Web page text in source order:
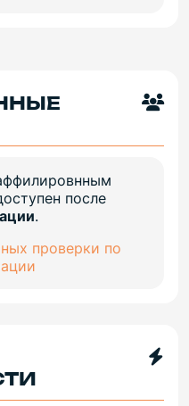
после
.
проверки по